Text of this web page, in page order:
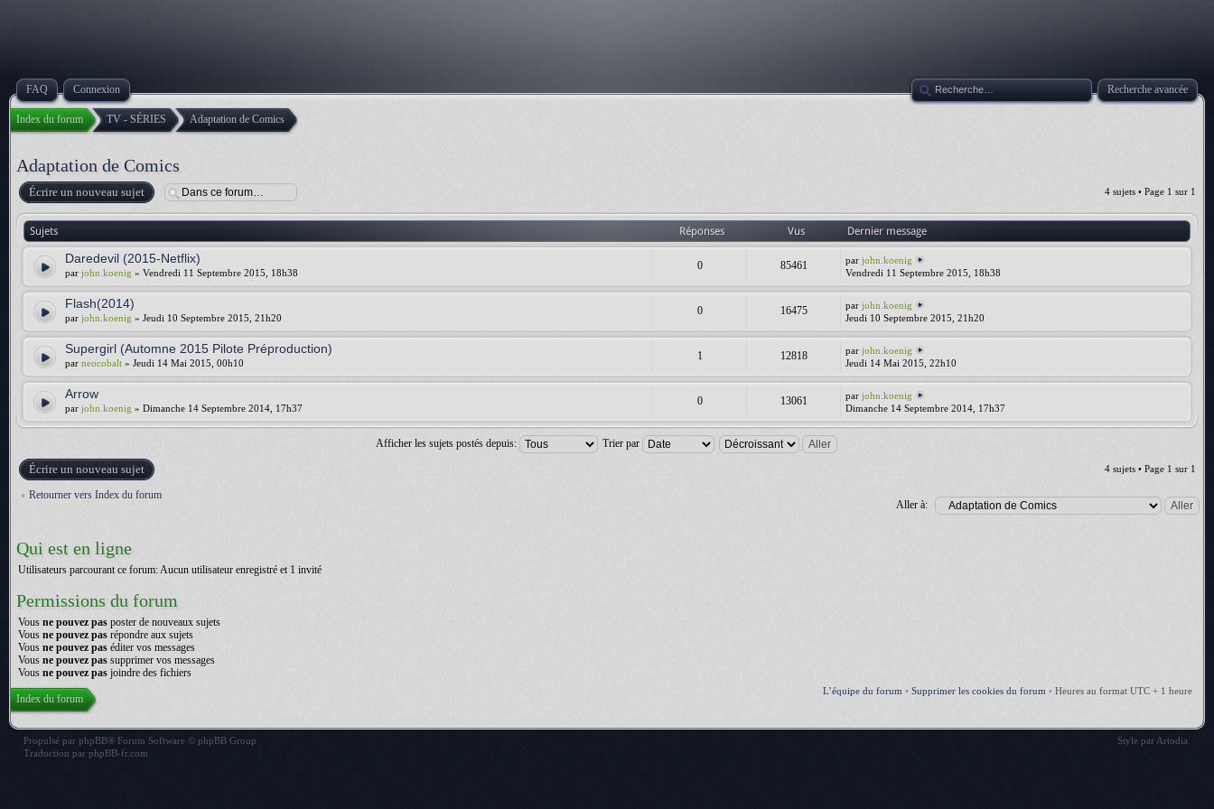
FAQ Connexion Recherche avancée
Index du forum TV - SÉRIES Adaptation de Comics
Adaptation de Comics
Écrire un nouveau sujet 4 sujets • Page 1 sur 1
Sujets Réponses Vus Dernier message
Daredevil (2015-Netflix)
par john.koenig » Vendredi 11 Septembre 2015, 18h38
0 85461 parjohn.koenig
Vendredi 11 Septembre 2015, 18h38
Flash(2014)
par john.koenig » Jeudi 10 Septembre 2015, 21h20
0 16475 parjohn.koenig
Jeudi 10 Septembre 2015, 21h20
Supergirl (Automne 2015 Pilote Préproduction)
par neocobalt » Jeudi 14 Mai 2015, 00h10
1 12818 parjohn.koenig
Jeudi 14 Mai 2015, 22h10
Arrow
par john.koenig » Dimanche 14 Septembre 2014, 17h37
0 13061 parjohn.koenig
Dimanche 14 Septembre 2014, 17h37
Afficher les sujets postés depuis: Trier par
Écrire un nouveau sujet 4 sujets • Page 1 sur 1
Retourner vers Index du forum
Aller à:
Qui est en ligne
Utilisateurs parcourant ce forum: Aucun utilisateur enregistré et 1 invité
Permissions du forum
Vous ne pouvez pas poster de nouveaux sujets
Vous ne pouvez pas répondre aux sujets
Vous ne pouvez pas éditer vos messages
Vous ne pouvez pas supprimer vos messages
Vous ne pouvez pas joindre des fichiers
L’équipe du forum • Supprimer les cookies du forum • Heures au format UTC + 1 heure
Index du forum
Propulsé par phpBB® Forum Software © phpBB Group
Traduction par phpBB-fr.com
Style par Artodia